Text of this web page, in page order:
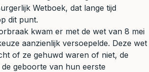
Wetboek, dat lange tijd
dit punt.
kwam er met de wet van 8 mei
aanzienlijk versoepelde. Deze wet
of ze gehuwd waren of niet, de
de geboorte van hun eerste